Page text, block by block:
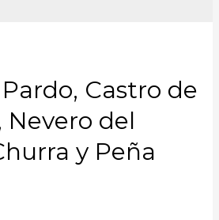
Castro de
Nevero del
y Peña